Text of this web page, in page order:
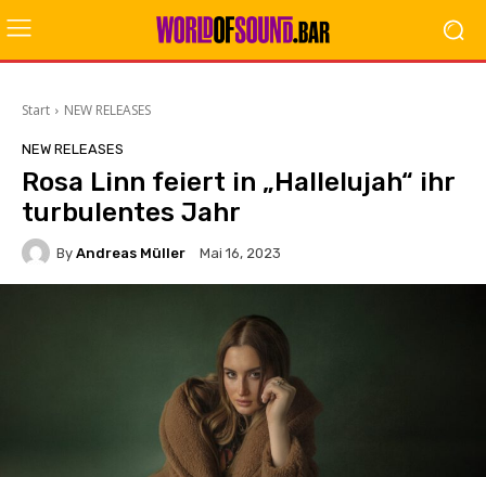
Start NEW RELEASES
NEW RELEASES
Rosa Linn feiert in „Hallelujah“ ihr
turbulentes Jahr
By Andreas Müller Mai 16, 2023